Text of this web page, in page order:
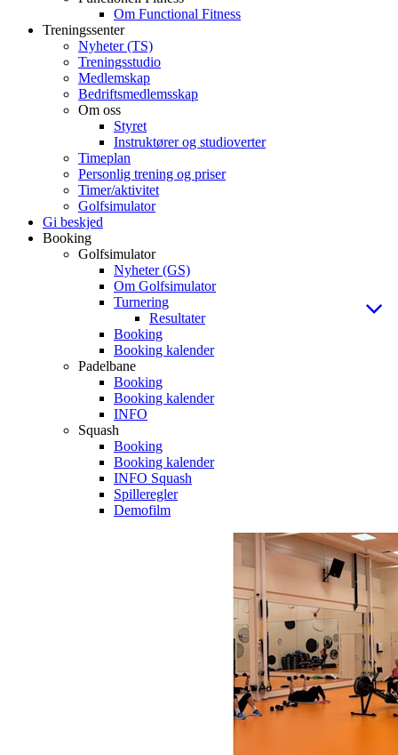
Om Functional Fitness
Treningssenter
Nyheter (TS)
Treningsstudio
Medlemskap
Bedriftsmedlemsskap
Om oss
Styret
Instruktører og studioverter
Timeplan
Personlig trening og priser
Timer/aktivitet
Golfsimulator
Gi beskjed
Booking
Golfsimulator
Nyheter (GS)
Om Golfsimulator
Turnering
Resultater
Booking
Booking kalender
Padelbane
Booking
Booking kalender
INFO
Squash
Booking
Booking kalender
INFO Squash
Spilleregler
Demofilm